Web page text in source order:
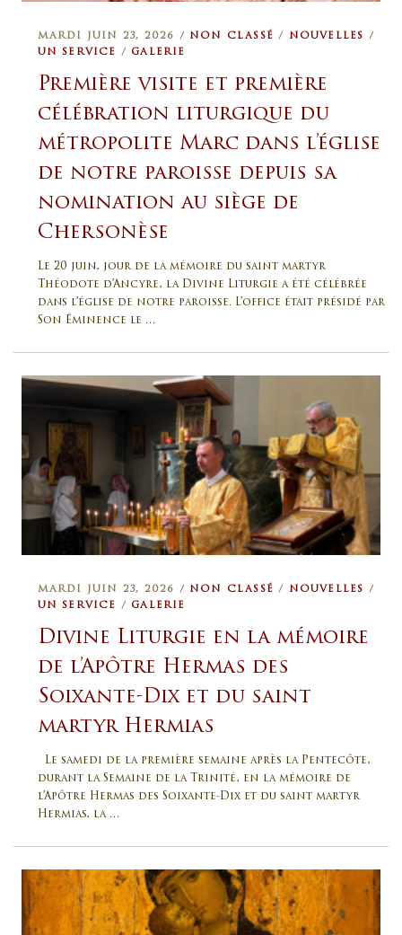
MARDI JUIN 23, 2026 / NON CLASSÉ / NOUVELLES
/
UN SERVICE
/ GALERIE
Première visite et première
célébration liturgique du
métropolite Marc dans l’église
de notre paroisse depuis sa
nomination au siège de
Chersonèse
Le 20 juin, jour de la mémoire du saint martyr
Théodote d’Ancyre, la Divine Liturgie a été célébrée
dans l’église de notre paroisse. L’office était présidé par
Son Éminence le …
MARDI JUIN 23, 2026 / NON CLASSÉ / NOUVELLES
/
UN SERVICE
/ GALERIE
Divine Liturgie en la mémoire
de l’Apôtre Hermas des
Soixante-Dix et du saint
martyr Hermias
Le samedi de la première semaine après la Pentecôte,
durant la Semaine de la Trinité, en la mémoire de
l’Apôtre Hermas des Soixante-Dix et du saint martyr
Hermias, la …